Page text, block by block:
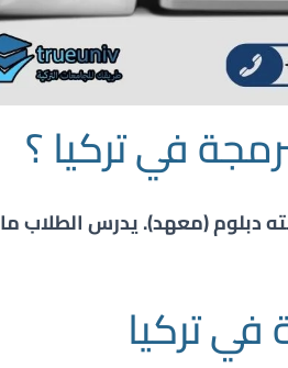
في تركيا ؟
دبلوم (معهد). يدرس الطلاب ما
في تركيا